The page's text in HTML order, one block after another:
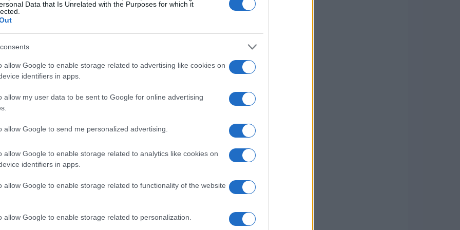
Data that Is Unrelated with the Purposes for which it
allow Google to enable storage related to advertising like cookies on
identifiers in apps.
allow my user data to be sent to Google for online advertising
allow Google to send me personalized advertising.
allow Google to enable storage related to analytics like cookies on
identifiers in apps.
allow Google to enable storage related to functionality of the website
allow Google to enable storage related to personalization.
a casa
a celebrare il suo campione. L’Inalpi Arena è
sono pronti a sostenere Sinner in ogni
per il tennista, che ha espresso il suo affetto
vincere un trofeo in Italia, nella sua casa,
a realizzare. La città è pronta a spingerlo verso
un trionfo che sarebbe motivo di vanto per